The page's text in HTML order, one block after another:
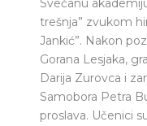
Svečanu
trešnja” zvukom
Jankić”. Nakon
Gorana Lesjaka,
Darija Zurovca i
Samobora Petra
proslava. Učenici